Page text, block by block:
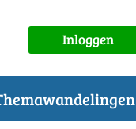
Inloggen